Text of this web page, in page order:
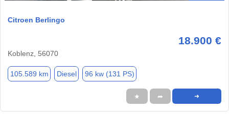
Citroen Berlingo
18.900 €
Koblenz, 56070
105.589 km Diesel 96 kw (131 PS)
★ ➦ ➜